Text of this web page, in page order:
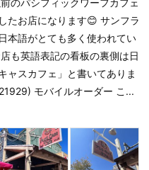
のパシフィックワーフカフェ
たお店になります😊 サンフラ
本語がとても多く使われてい
も英語表記の看板の裏側は日
ャスカフェ」と書いてありま
モバイルオーダー こ...